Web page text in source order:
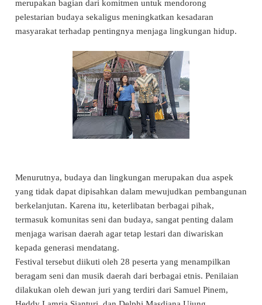
merupakan bagian dari komitmen untuk mendorong
pelestarian budaya sekaligus meningkatkan kesadaran
masyarakat terhadap pentingnya menjaga lingkungan hidup.
Menurutnya, budaya dan lingkungan merupakan dua aspek
yang tidak dapat dipisahkan dalam mewujudkan pembangunan
berkelanjutan. Karena itu, keterlibatan berbagai pihak,
termasuk komunitas seni dan budaya, sangat penting dalam
menjaga warisan daerah agar tetap lestari dan diwariskan
kepada generasi mendatang.
Festival tersebut diikuti oleh 28 peserta yang menampilkan
beragam seni dan musik daerah dari berbagai etnis. Penilaian
dilakukan oleh dewan juri yang terdiri dari Samuel Pinem,